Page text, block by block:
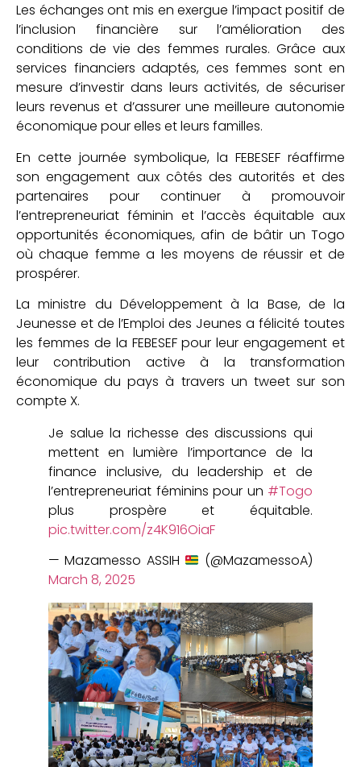
Les échanges ont mis en exergue l’impact positif de
l’inclusion financière sur l’amélioration des
conditions de vie des femmes rurales. Grâce aux
services financiers adaptés, ces femmes sont en
mesure d’investir dans leurs activités, de sécuriser
leurs revenus et d’assurer une meilleure autonomie
économique pour elles et leurs familles.
En cette journée symbolique, la FEBESEF réaffirme
son engagement aux côtés des autorités et des
partenaires pour continuer à promouvoir
l’entrepreneuriat féminin et l’accès équitable aux
opportunités économiques, afin de bâtir un Togo
où chaque femme a les moyens de réussir et de
prospérer.
La ministre du Développement à la Base, de la
Jeunesse et de l’Emploi des Jeunes a félicité toutes
les femmes de la FEBESEF pour leur engagement et
leur contribution active à la transformation
économique du pays à travers un tweet sur son
compte X.
Je salue la richesse des discussions qui
mettent en lumière l’importance de la
finance inclusive, du leadership et de
l’entrepreneuriat féminins pour un #Togo
plus prospère et équitable.
pic.twitter.com/z4K916OiaF
— Mazamesso ASSIH
(@MazamessoA)
March 8, 2025